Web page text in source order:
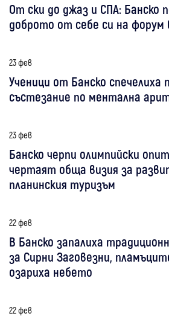
От ски до джаз и СПА: Банско
доброто от себе си на форум
23 фев
Ученици от Банско спечелиха
състезание по ментална
23 фев
Банско черпи олимпийски
чертаят обща визия за
планинския туризъм
22 фев
В Банско запалиха
за Сирни Заговезни,
озариха небето
22 фев